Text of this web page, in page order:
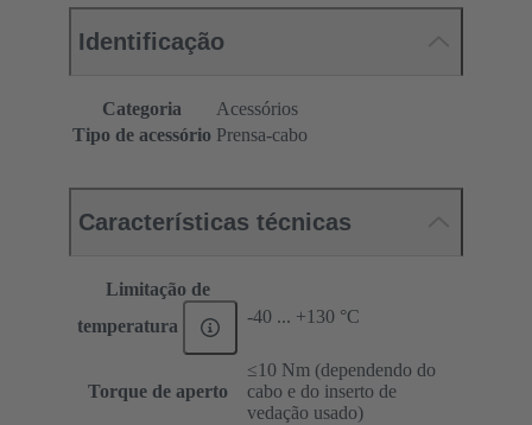
Identificação
Categoria
Acessórios
Tipo de acessório Prensa-cabo
Características técnicas
Limitação de
temperatura
-40 ... +130 °C
Torque de aperto
≤10 Nm (dependendo do
cabo e do inserto de
vedação usado)